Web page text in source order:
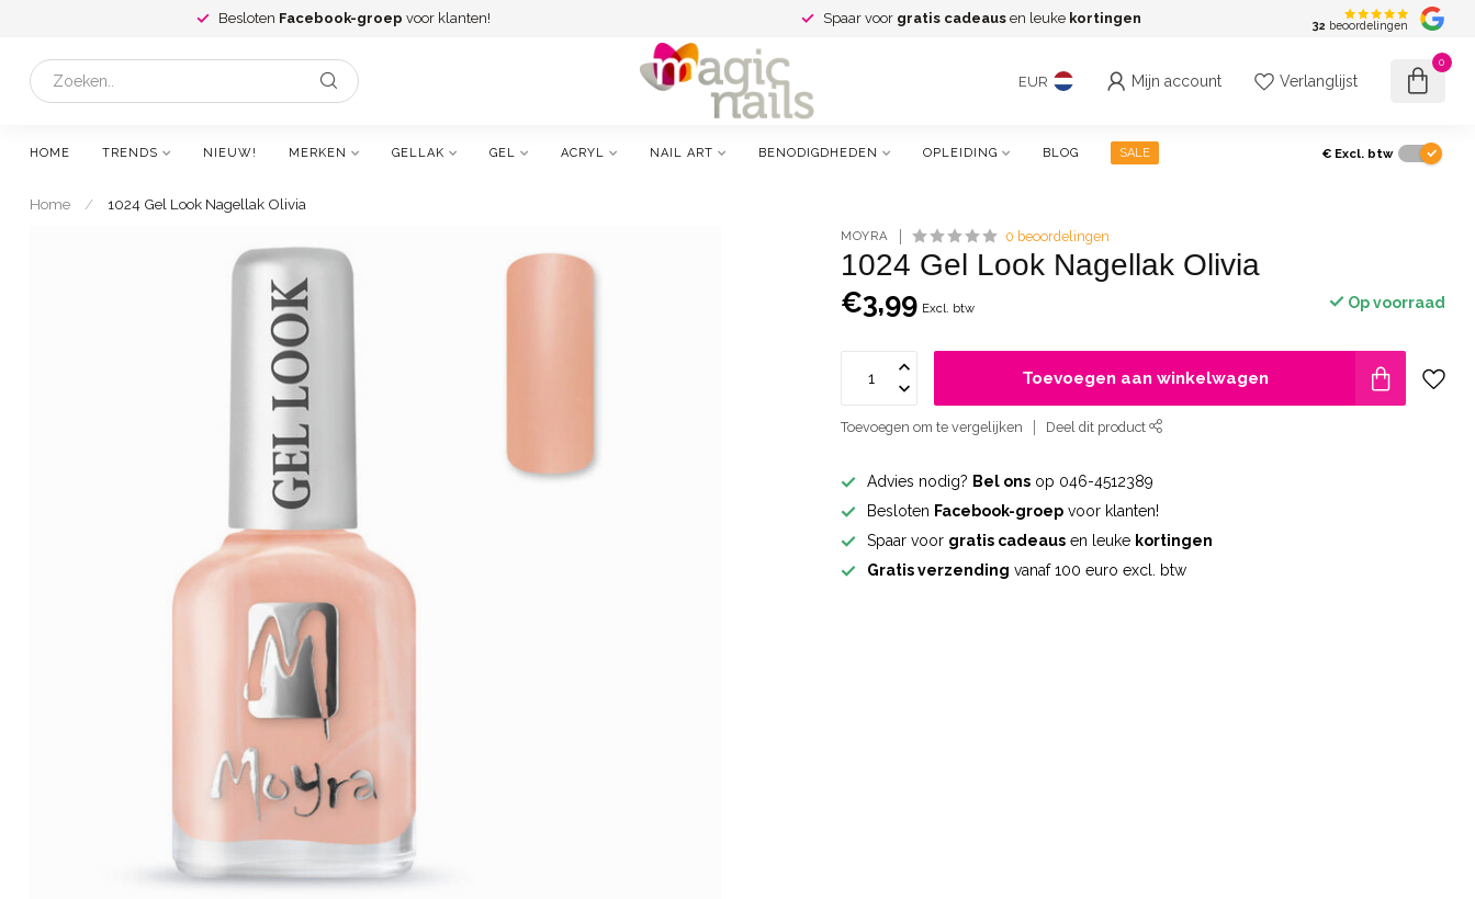
Besloten Facebook-groep voor klanten! Spaar voor gratis cadeaus en leuke kortingen 32 beoordelingen
EUR Mijn account Verlanglijst
0
HOME TRENDS NIEUW! MERKEN GELLAK GEL ACRYL NAIL ART BENODIGDHEDEN OPLEIDING BLOG SALE € Excl. btw
Home / 1024 Gel Look Nagellak Olivia
MOYRA 0 beoordelingen
1024 Gel Look Nagellak Olivia
€3,99 Excl. btw Op voorraad
Toevoegen aan winkelwagen
Toevoegen om te vergelijken Deel dit product
Advies nodig? Bel ons op 046-4512389
Besloten Facebook-groep voor klanten!
Spaar voor gratis cadeaus en leuke kortingen
Gratis verzending vanaf 100 euro excl. btw